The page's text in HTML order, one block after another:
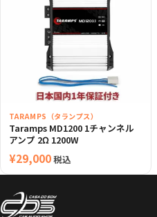
TARAMPS（タランプス）
Taramps MD1200 1チャンネル
アンプ 2Ω 1200W
¥29,000税込